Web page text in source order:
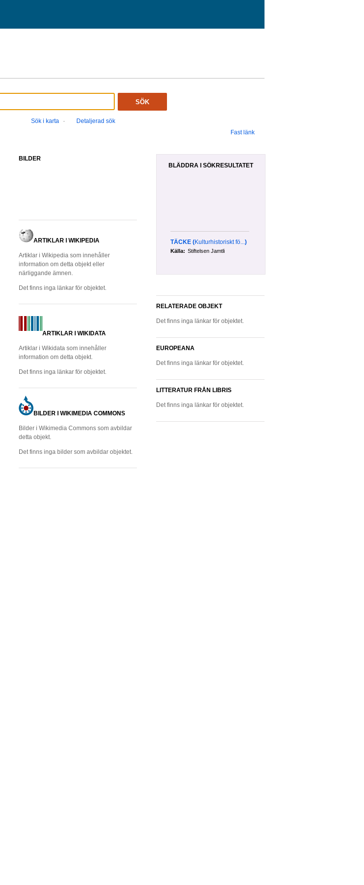
SÖK
Sök i karta ·
Detaljerad sök
Fast länk
BILDER
ARTIKLAR I WIKIPEDIA
Artiklar i Wikipedia som innehåller
information om detta objekt eller
närliggande ämnen.
Det finns inga länkar för objektet.
ARTIKLAR I WIKIDATA
Artiklar i Wikidata som innehåller
information om detta objekt.
Det finns inga länkar för objektet.
BILDER I WIKIMEDIA COMMONS
Bilder i Wikimedia Commons som avbildar
detta objekt.
Det finns inga bilder som avbildar objektet.
BLÄDDRA I SÖKRESULTATET
TÄCKE (Kulturhistoriskt fö...)
Källa: Stiftelsen Jamtli
RELATERADE OBJEKT
Det finns inga länkar för objektet.
EUROPEANA
Det finns inga länkar för objektet.
LITTERATUR FRÅN LIBRIS
Det finns inga länkar för objektet.